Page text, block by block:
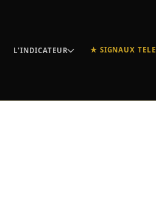
L'INDICATEUR ★ SIGNAUX